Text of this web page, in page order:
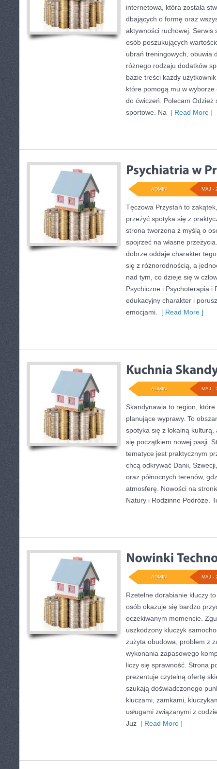
internetowa, która została
dbających o formę oraz
aktywności ruchowej. Serwis
osób poszukujących
ubrań treningowych, obuwia
różnego rodzaju dodatków
bazie treści każdy
które pomogą mu w
do ćwiczeń. Polecam Odzież
sportowe. Na [ Read More ]
MAJ -
ADMIN
Tęczowa Przystań to
przeżyć spotyka się z
strona tworzona z myślą o
spojrzeć na własne
dobrze oddaje charakter
się z różnorodnością, a
nad tym, co dzieje się w
Psychiczne i Psychoterapia i
edukacyjny charakter i
emocjami.
[ Read More ]
MAJ -
ADMIN
Skandynawia to region,
planujące wyprawy. To
spotyka się z lokalną
się początkiem nowej pasji.
tematyce jest praktycznym
chcą odkrywać Danii,
oraz północnych terenów,
atmosferę. Nowości na
Natury i Rodzinne Podróże.
MAJ -
ADMIN
Rzetelne dorabianie kluczy
osób okazuje się bardzo
oczekiwanym momencie.
uszkodzony kluczyk
zużyta obudowa, problem z
wykonania zapasowego
liczy się sprawność. Strona
prezentuje czytelną ofertę
szukają doświadczonego
kluczami, zamkami,
usługami związanymi z
Już [ Read More ]